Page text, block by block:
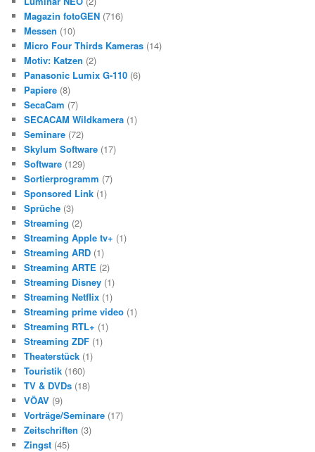
Magazin fotoGEN (716)
Messen (10)
Micro Four Thirds Kameras (14)
Motiv: Katzen (2)
Panasonic Lumix G-110 (6)
Papiere (8)
SecaCam (7)
SECACAM Wildkamera (1)
Seminare (72)
Skylum Software (17)
Software (129)
Sortierprogramm (7)
Sponsored Link (1)
Sprüche (3)
Streaming (2)
Streaming Apple tv+ (1)
Streaming ARD (1)
Streaming ARTE (2)
Streaming Disney (1)
Streaming Netflix (1)
Streaming prime video (1)
Streaming RTL+ (1)
Streaming ZDF (1)
Theaterstück (1)
Touristik (160)
TV & DVDs (18)
VÖAV (9)
Vorträge/Seminare (17)
Zeitschriften (3)
Zingst (45)